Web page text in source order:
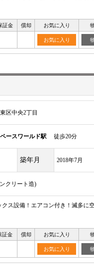
証金 償却 お気に入り
お気に入り
区中央2丁目
ースワールド駅 徒歩20分
築年月 2018年7月
クリート造)
ス設備！エアコン付き！滅多に
証金 償却 お気に入り
お気に入り